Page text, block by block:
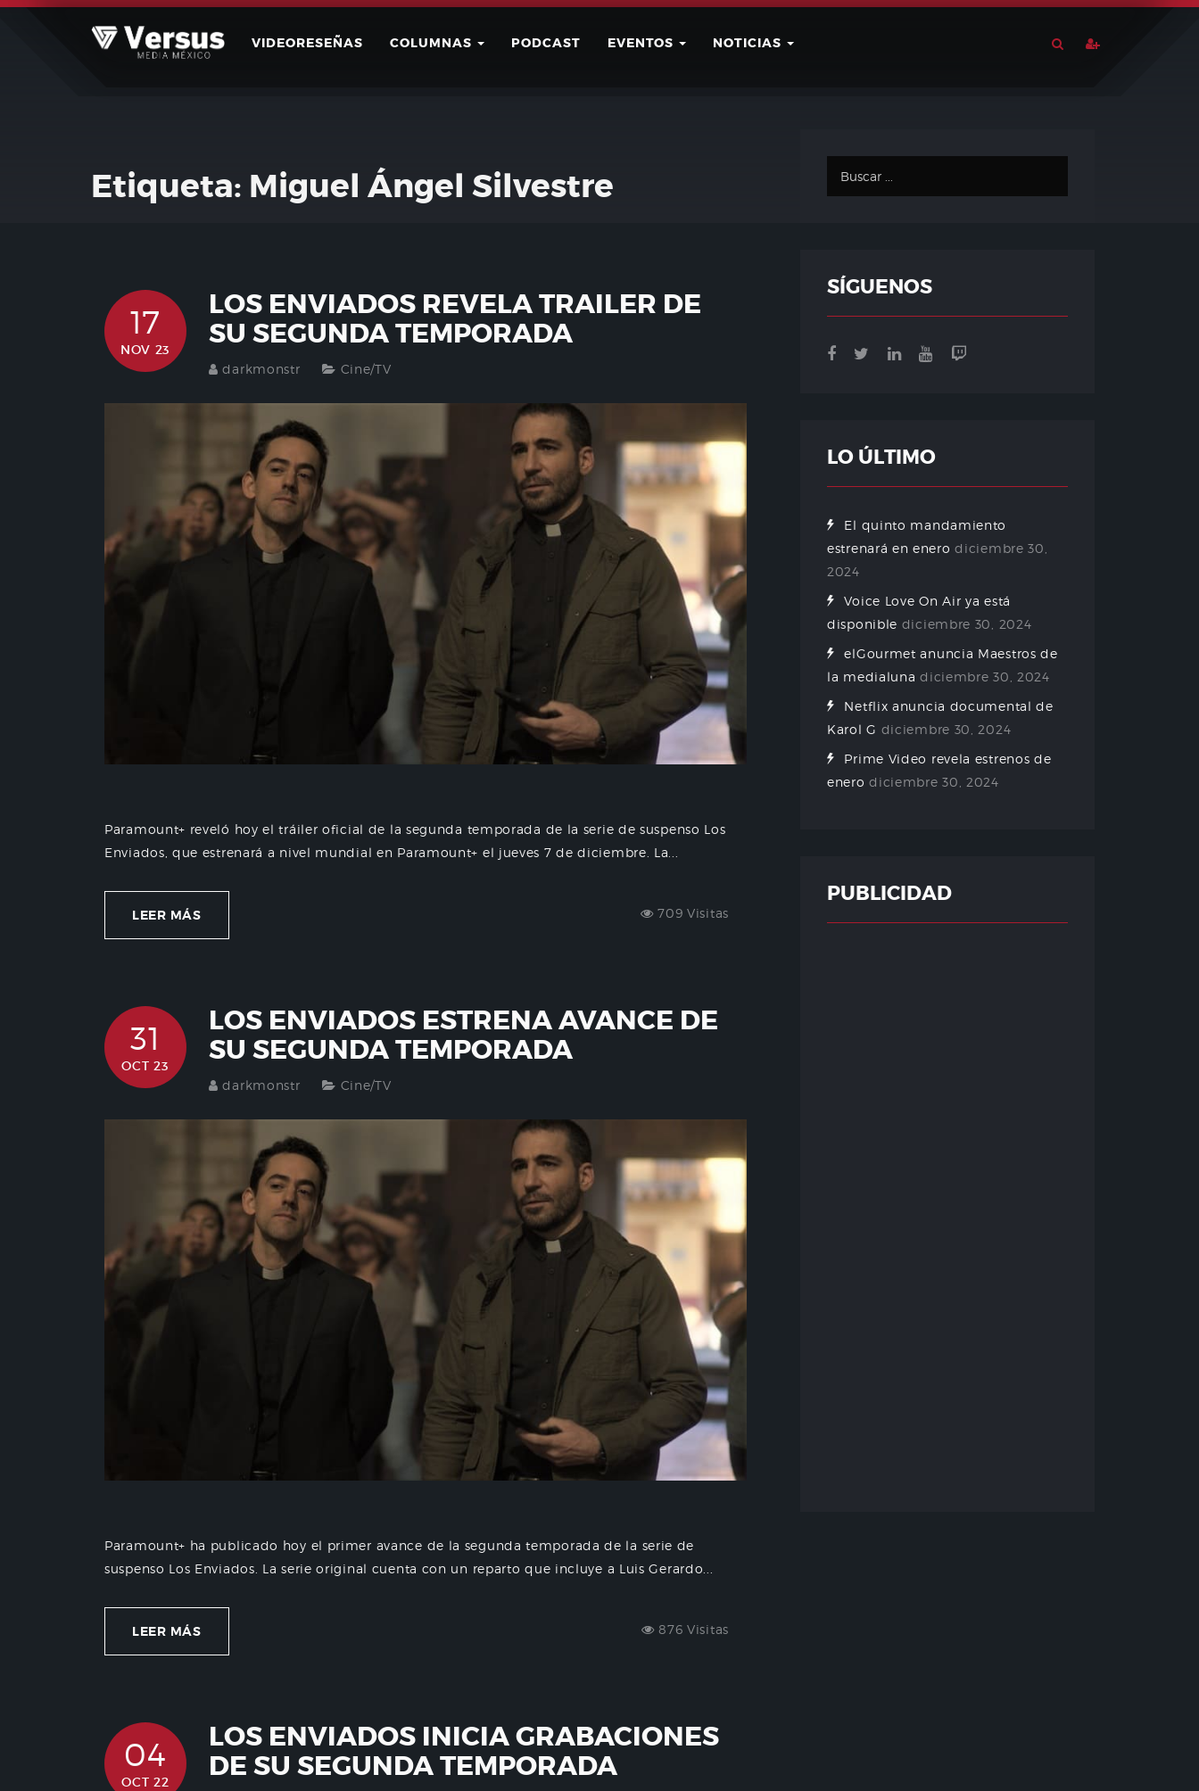
Skip
VIDEORESEÑAS COLUMNAS PODCAST EVENTOS NOTICIAS
Etiqueta: Miguel Ángel Silvestre
17
NOV 23
LOS ENVIADOS REVELA TRAILER DE
SU SEGUNDA TEMPORADA
darkmonstr Cine/TV
Paramount+ reveló hoy el tráiler oficial de la segunda temporada de la serie de suspenso Los
Enviados, que estrenará a nivel mundial en Paramount+ el jueves 7 de diciembre. La...
LEER MÁS 709 Visitas
31
OCT 23
LOS ENVIADOS ESTRENA AVANCE DE
SU SEGUNDA TEMPORADA
darkmonstr Cine/TV
Paramount+ ha publicado hoy el primer avance de la segunda temporada de la serie de
suspenso Los Enviados. La serie original cuenta con un reparto que incluye a Luis Gerardo...
LEER MÁS 876 Visitas
04
OCT 22
LOS ENVIADOS INICIA GRABACIONES
DE SU SEGUNDA TEMPORADA
SÍGUENOS
LO ÚLTIMO
El quinto mandamiento
estrenará en enero diciembre 30,
2024
Voice Love On Air ya está
disponible diciembre 30, 2024
elGourmet anuncia Maestros de
la medialuna diciembre 30, 2024
Netflix anuncia documental de
Karol G diciembre 30, 2024
Prime Video revela estrenos de
enero diciembre 30, 2024
PUBLICIDAD